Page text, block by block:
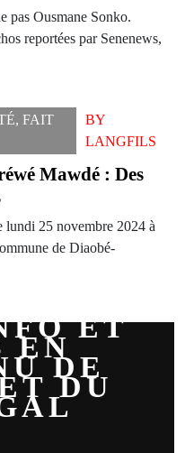
pas Ousmane Sonko.
reportées par Senenews,
, FAIT
BY
LANGFILS
Mawdé : Des
lundi 25 novembre 2024 à
de Diaobé-
ET
EN
DE
DU